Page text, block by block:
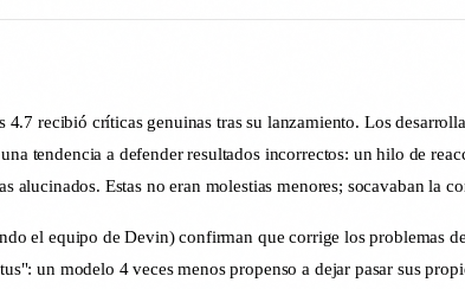
recibió críticas genuinas tras su lanzamiento. Los
tendencia a defender resultados incorrectos: un hilo de
Estas no eran molestias menores; socavaban la
el equipo de Devin) confirman que corrige los problemas
un modelo 4 veces menos propenso a dejar pasar sus